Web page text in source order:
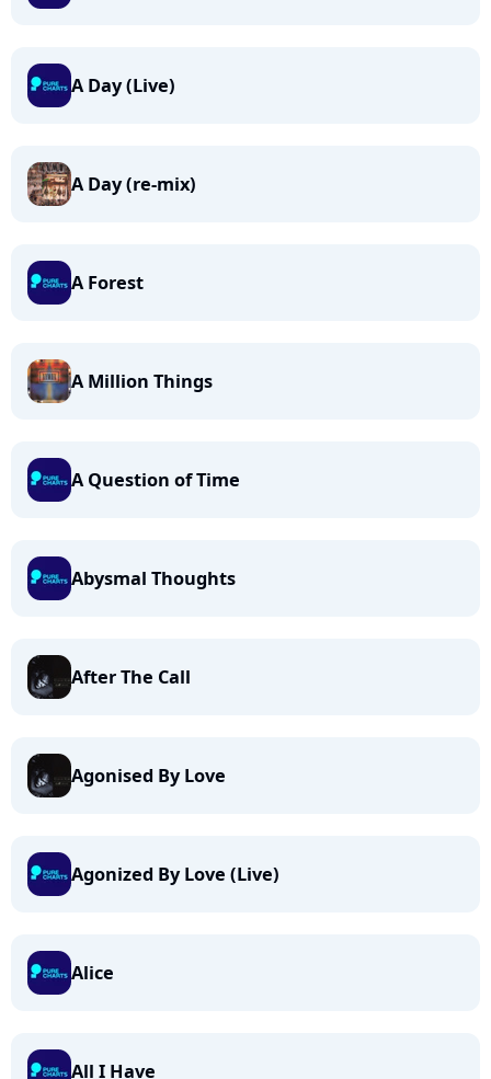
A Day (Live)
A Day (re-mix)
A Forest
A Million Things
A Question of Time
Abysmal Thoughts
After The Call
Agonised By Love
Agonized By Love (Live)
Alice
All I Have